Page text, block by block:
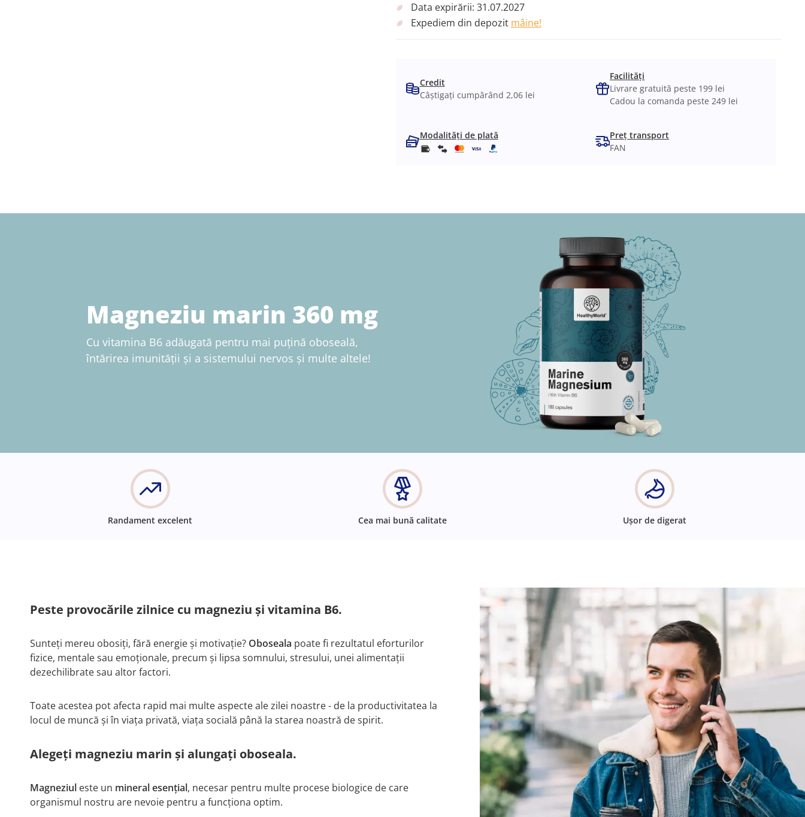
Data expirării: 31.07.2027
Expediem din depozit mâine!
Credit
Câștigați cumpărând 2,06 lei
Facilități
Livrare gratuită peste 199 lei
Cadou la comanda peste 249 lei
Modalități de plată
Preț transport
FAN
Magneziu marin 360 mg
Cu vitamina B6 adăugată pentru mai puțină oboseală,
întărirea imunității și a sistemului nervos și multe altele!
Randament excelent Cea mai bună calitate Ușor de digerat
Peste provocările zilnice cu magneziu și vitamina B6.
Sunteți mereu obosiți, fără energie și motivație? Oboseala poate fi rezultatul eforturilor
fizice, mentale sau emoționale, precum și lipsa somnului, stresului, unei alimentații
dezechilibrate sau altor factori.
Toate acestea pot afecta rapid mai multe aspecte ale zilei noastre - de la productivitatea la
locul de muncă și în viața privată, viața socială până la starea noastră de spirit.
Alegeți magneziu marin și alungați oboseala.
Magneziul este un mineral esențial, necesar pentru multe procese biologice de care
organismul nostru are nevoie pentru a funcționa optim.